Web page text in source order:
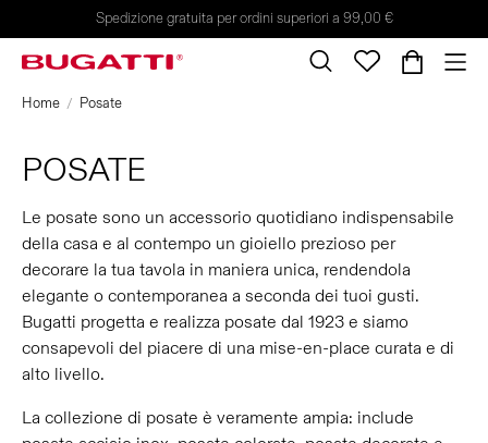
Spedizione gratuita per ordini superiori a 99,00 €
Home Posate
POSATE
Le posate sono un accessorio quotidiano indispensabile
della casa e al contempo un gioiello prezioso per
decorare la tua tavola in maniera unica, rendendola
elegante o contemporanea a seconda dei tuoi gusti.
Bugatti progetta e realizza posate dal 1923 e siamo
consapevoli del piacere di una mise-en-place curata e di
alto livello.
La collezione di posate è veramente ampia: include